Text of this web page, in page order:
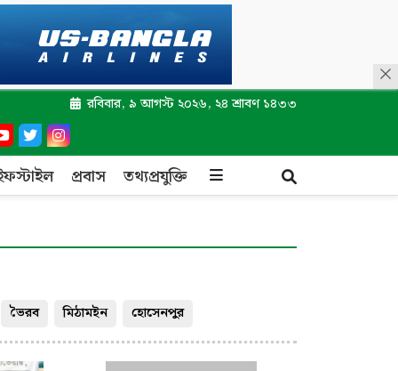
রবিবার, ৯ আগস্ট ২০২৬, ২৪ শ্রাবণ ১৪৩৩
প্রবাস তথ্যপ্রযুক্তি
ভৈরব মিঠামইন হোসেনপুর